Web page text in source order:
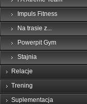
Impuls Fitness
Na trasie z...
Powerpit Gym
Stajnia
Relacje
Trening
Suplementacja